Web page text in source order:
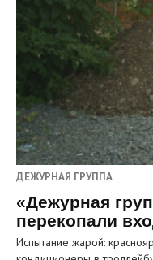
ДЕЖУРНАЯ ГРУППА
«Дежурная
перекопали
Испытание жарой: